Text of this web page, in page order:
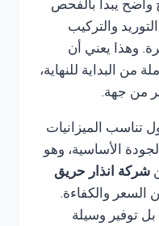
واضح يبدأ بالفحص
والتركيب
وهذا يعني أن
البداية للنهاية،
من جهة.
تناسب الميزانيات
الأساسية، وهو
شركة انذار حريق
السعر والكفاءة.
توفير وسيلة